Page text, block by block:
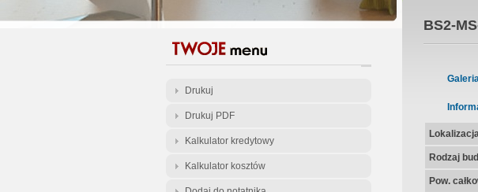
Gwarancja Zwrotu Zadatku
Gratis - Przedwstępna Umowa
Drukuj
Drukuj PDF
Kalkulator kredytowy
Kalkulator kosztów
BS2-
Rodzaj
Pow.